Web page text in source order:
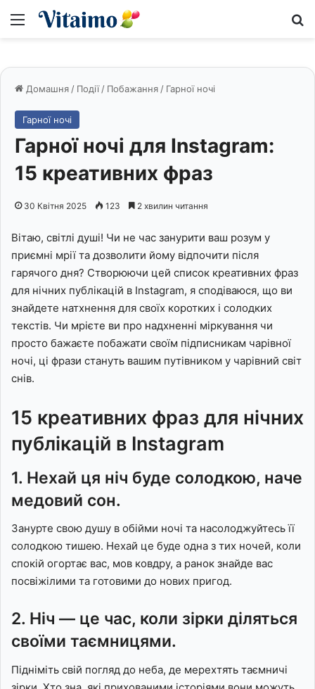
Меню
Домашня / Події / Побажання / Гарної ночі
Гарної ночі
Гарної ночі для Instagram:
15 креативних фраз
30 Квітня 2025 123 2 хвилин читання
Вітаю, світлі душі! Чи не час занурити ваш розум у
приємні мрії та дозволити йому відпочити після
гарячого дня? Створюючи цей список креативних фраз
для нічних публікацій в Instagram, я сподіваюся, що ви
знайдете натхнення для своїх коротких і солодких
текстів. Чи мрієте ви про надхненні міркування чи
просто бажаєте побажати своїм підписникам чарівної
ночі, ці фрази стануть вашим путівником у чарівний світ
снів.
15 креативних фраз для нічних
публікацій в Instagram
1. Нехай ця ніч буде солодкою, наче
медовий сон.
Занурте свою душу в обійми ночі та насолоджуйтесь її
солодкою тишею. Нехай це буде одна з тих ночей, коли
спокій огортає вас, мов ковдру, а ранок знайде вас
посвіжілими та готовими до нових пригод.
2. Ніч — це час, коли зірки діляться
своїми таємницями.
Підніміть свій погляд до неба, де мерехтять таємничі